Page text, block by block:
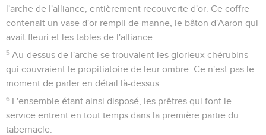
l'arche de l'alliance, entièrement recouverte d'or. Ce coffre
contenait un vase d'or rempli de manne, le bâton d'Aaron qui
avait fleuri et les tables de l'alliance.
5 Au-dessus de l'arche se trouvaient les glorieux chérubins
qui couvraient le propitiatoire de leur ombre. Ce n'est pas le
moment de parler en détail là-dessus.
6 L'ensemble étant ainsi disposé, les prêtres qui font le
service entrent en tout temps dans la première partie du
tabernacle.